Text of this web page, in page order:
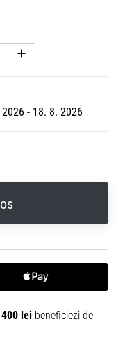
- 18. 8. 2026
400 lei beneficiezi de